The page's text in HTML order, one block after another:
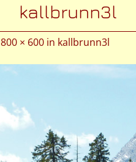
kallbrunn3l
800 × 600in kallbrunn3l